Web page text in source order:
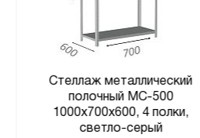
Стеллаж металлический
полочный МС-500
1000х700х600, 4 полки,
светло-серый